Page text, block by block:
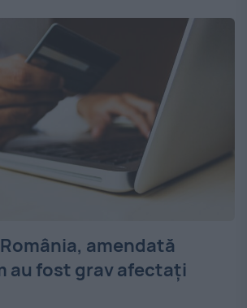
amendată
au fost grav afectați